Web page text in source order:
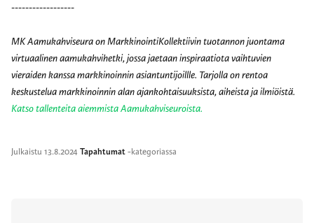
------------------
MK Aamukahviseura on MarkkinointiKollektiivin tuotannon juontama
virtuaalinen aamukahvihetki, jossa jaetaan inspiraatiota vaihtuvien
vieraiden kanssa markkinoinnin asiantuntijoillle. Tarjolla on rentoa
keskustelua markkinoinnin alan ajankohtaisuuksista, aiheista ja ilmiöistä.
Katso tallenteita aiemmista Aamukahviseuroista.
Julkaistu 13.8.2024 Tapahtumat-kategoriassa